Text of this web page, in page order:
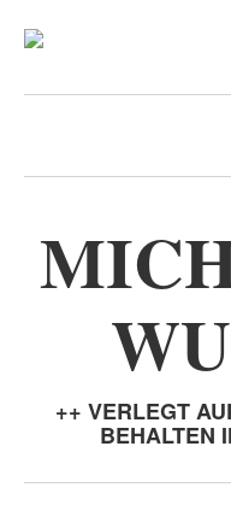
Archiv
Kontakt
++ VERLEGT
BEHALTEN